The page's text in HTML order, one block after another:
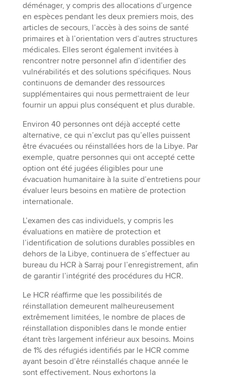
déménager, y compris des allocations d’urgence
en espèces pendant les deux premiers mois, des
articles de secours, l’accès à des soins de santé
primaires et à l’orientation vers d’autres structures
médicales. Elles seront également invitées à
rencontrer notre personnel afin d’identifier des
vulnérabilités et des solutions spécifiques. Nous
continuons de demander des ressources
supplémentaires qui nous permettraient de leur
fournir un appui plus conséquent et plus durable.
Environ 40 personnes ont déjà accepté cette
alternative, ce qui n’exclut pas qu’elles puissent
être évacuées ou réinstallées hors de la Libye. Par
exemple, quatre personnes qui ont accepté cette
option ont été jugées éligibles pour une
évacuation humanitaire à la suite d’entretiens pour
évaluer leurs besoins en matière de protection
internationale.
L’examen des cas individuels, y compris les
évaluations en matière de protection et
l’identification de solutions durables possibles en
dehors de la Libye, continuera de s’effectuer au
bureau du HCR à Sarraj pour l’enregistrement, afin
de garantir l’intégrité des procédures du HCR.
Le HCR réaffirme que les possibilités de
réinstallation demeurent malheureusement
extrêmement limitées, le nombre de places de
réinstallation disponibles dans le monde entier
étant très largement inférieur aux besoins. Moins
de 1% des réfugiés identifiés par le HCR comme
ayant besoin d’être réinstallés chaque année le
sont effectivement. Nous exhortons la